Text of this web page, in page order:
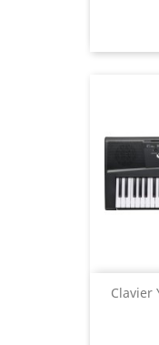
Clavier